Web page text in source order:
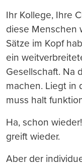
Ihr Kollege, Ihre
diese Menschen
Sätze im Kopf
ein
Gesellschaft. Na
machen. Liegt in
muss halt
Ha, schon
greift wieder.
Aber der